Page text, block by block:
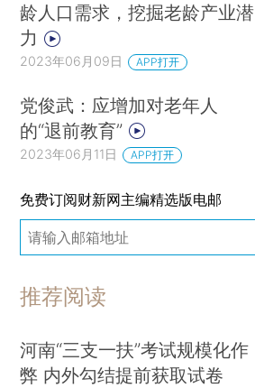
龄人口需求，挖掘老龄产业潜
力
2023年06月09日 APP打开
党俊武：应增加对老年人
的“退前教育”
2023年06月11日 APP打开
免费订阅财新网主编精选版电邮
推荐阅读
河南“三支一扶”考试规模化作
弊 内外勾结提前获取试卷